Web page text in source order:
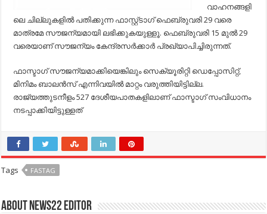
വാഹനങ്ങളി
ലെ ചില്ലുകളില്‍ പതിക്കുന്ന ഫാസ്റ്റ്ടാഗ് ഫെബ്രുവരി 29 വരെ
മാത്രമേ സൗജന്യമായി ലഭിക്കുകയുള്ളൂ. ഫെബ്രുവരി 15 മുല്‍ 29
വരെയാണ് സൗജന്യം കേന്ദ്രസര്‍ക്കാര്‍ പ്രഖ്യാപിച്ചിരുന്നത്.
ഫാസ്ടാഗ് സൗജന്യമാക്കിയെങ്കിലും സെക്യൂരിറ്റി ഡെപ്പോസിറ്റ്,
മിനിമം ബാലന്‍സ് എന്നിവയില്‍ മാറ്റം വരുത്തിയിട്ടില്ല.
രാജ്യത്തുടനീളം 527 ദേശീയപാതകളിലാണ് ഫാസ്ടാഗ് സംവിധാനം
നടപ്പാക്കിയിട്ടുള്ളത്
Tags FASTAG
About NEWS22 EDITOR